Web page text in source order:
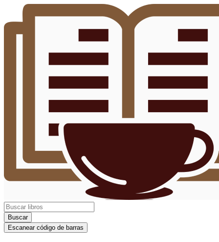
Buscar
Escanear código de barras